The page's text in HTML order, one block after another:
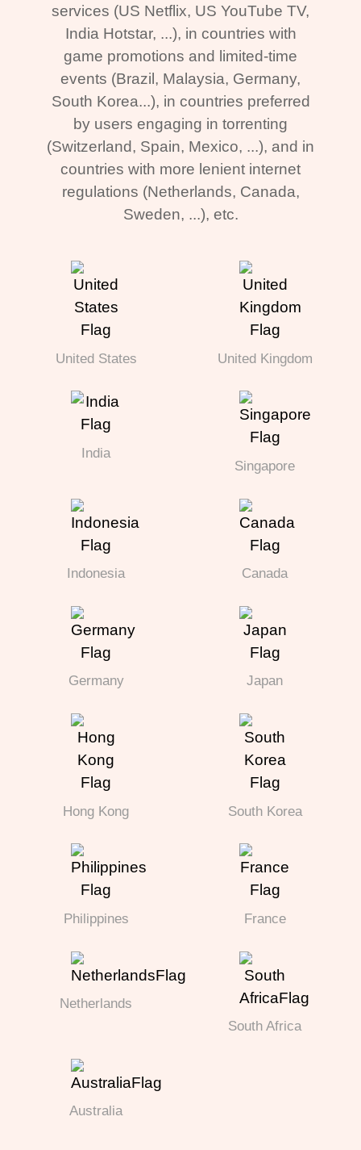
services (US Netflix, US YouTube TV,
India Hotstar, ...), in countries with
game promotions and limited-time
events (Brazil, Malaysia, Germany,
South Korea...), in countries preferred
by users engaging in torrenting
(Switzerland, Spain, Mexico, ...), and in
countries with more lenient internet
regulations (Netherlands, Canada,
Sweden, ...), etc.
United States United Kingdom
India
Singapore
Indonesia Canada
Germany Japan
Hong Kong South Korea
Philippines France
Netherlands
South Africa
Australia